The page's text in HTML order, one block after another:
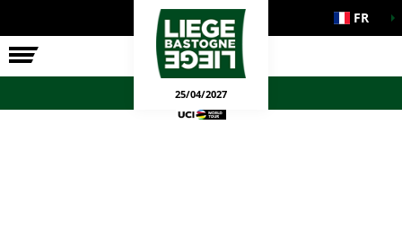
COURSE
OFFICIELS FR
25/04/2027